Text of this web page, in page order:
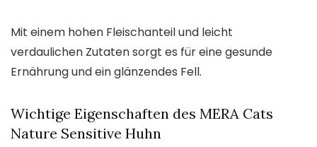
Mit einem hohen Fleischanteil und leicht
verdaulichen Zutaten sorgt es für eine gesunde
Ernährung und ein glänzendes Fell.
Wichtige Eigenschaften des MERA Cats
Nature Sensitive Huhn